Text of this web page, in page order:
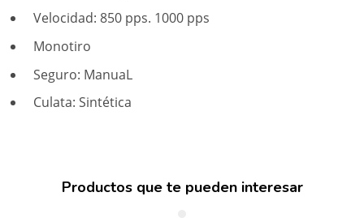
Velocidad: 850 pps. 1000 pps
Monotiro
Seguro: ManuaL
Culata: Sintética
Productos que te pueden interesar